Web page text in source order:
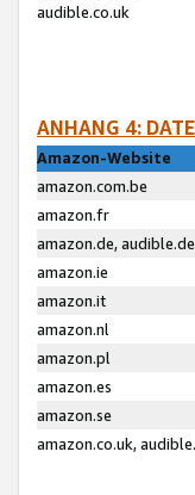
audible.co.uk
ANHANG 4:
Amazon-Website
amazon.com.be
amazon.fr
amazon.de, audible.de
amazon.ie
amazon.it
amazon.nl
amazon.pl
amazon.es
amazon.se
amazon.co.uk,